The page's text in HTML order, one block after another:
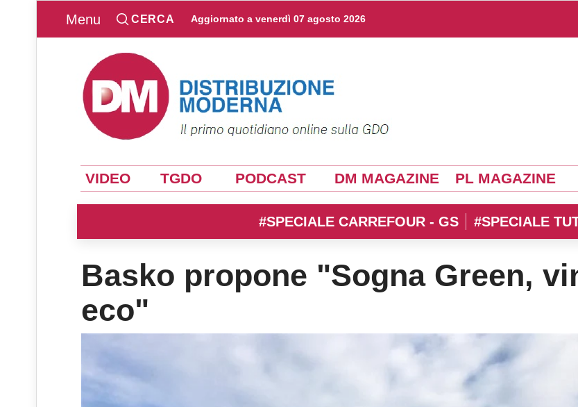
Menu CERCA Aggiornato a venerdì 07 agosto 2026
VIDEO TGDO PODCAST DM MAGAZINE PL MAGAZINE
#SPECIALE CARREFOUR - GS #SPECIALE
Basko propone "Sogna Green,
eco"